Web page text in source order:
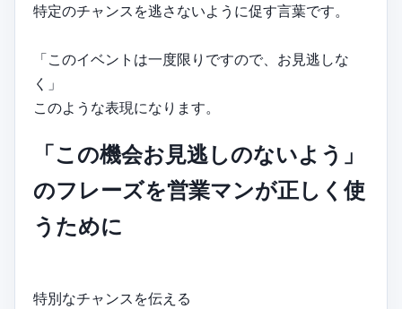
特定のチャンスを逃さないように促す言葉です。
「このイベントは一度限りですので、お見逃しな
く」
このような表現になります。
「この機会お見逃しのないよう」
のフレーズを営業マンが正しく使
うために
特別なチャンスを伝える